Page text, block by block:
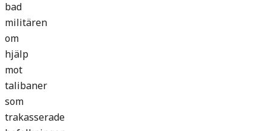
bad
militären
om
hjälp
mot
talibaner
som
trakasserade